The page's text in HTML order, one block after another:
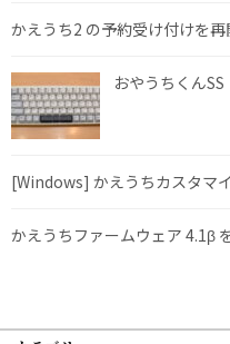
かえうち2 の予約受け付けを
おやうちくん
[Windows] かえうちカスタマ
かえうちファームウェア 4.1β